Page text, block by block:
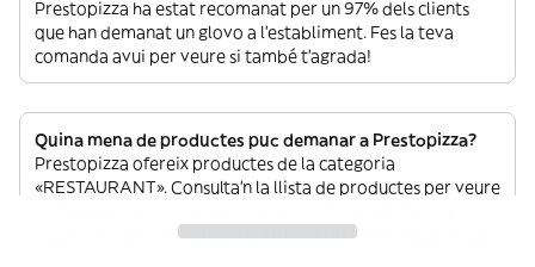
Prestopizza ha estat recomanat per un 97% dels clients
que han demanat un glovo a l’establiment. Fes la teva
comanda avui per veure si també t’agrada!
Quina mena de productes puc demanar a Prestopizza?
Prestopizza ofereix productes de la categoria
«RESTAURANT». Consulta’n la llista de productes per veure
establiments de la categoria «RESTAURANT» disponibles a